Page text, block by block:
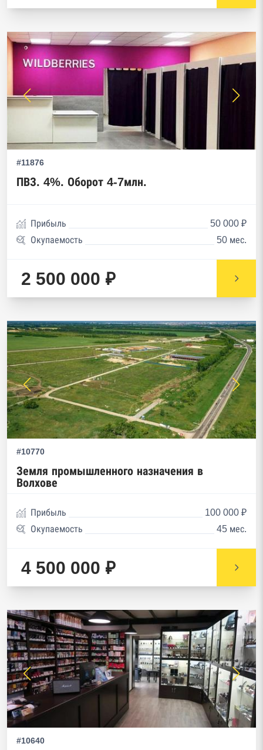
#11876
ПВЗ. 4%. Оборот 4-7млн.
Прибыль
50 000 ₽
Окупаемость
50 мес.
2 500 000 ₽
#10770
Земля промышленного назначения в
Волхове
Прибыль
100 000 ₽
Окупаемость
45 мес.
4 500 000 ₽
#10640